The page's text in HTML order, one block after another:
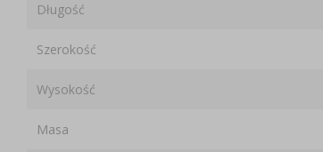
Długość
Szerokość
Wysokość
Masa